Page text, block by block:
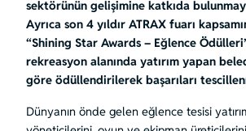
sektörünün gelişimine katkıda
Ayrıca son 4 yıldır ATRAX fuarı
“Shining Star Awards – Eğlence
rekreasyon alanında yatırım yapan
göre ödüllendirilerek başarıları
Dünyanın önde gelen eğlence tesisi